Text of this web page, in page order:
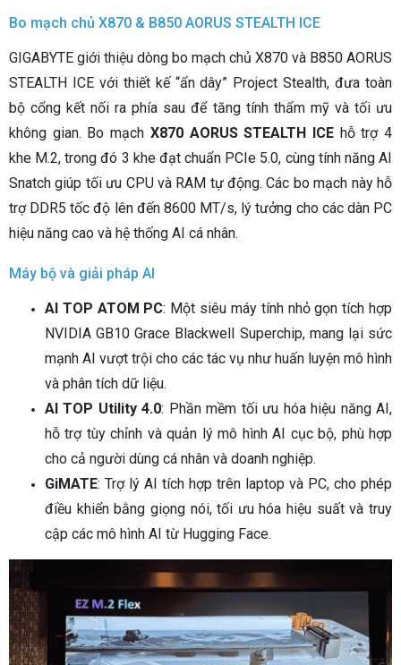
Bo mạch chủ X870 & B850 AORUS STEALTH ICE
GIGABYTE giới thiệu dòng bo mạch chủ X870 và B850 AORUS
STEALTH ICE với thiết kế “ẩn dây” Project Stealth, đưa toàn
bộ cổng kết nối ra phía sau để tăng tính thẩm mỹ và tối ưu
không gian. Bo mạch X870 AORUS STEALTH ICEhỗ trợ 4
khe M.2, trong đó 3 khe đạt chuẩn PCIe 5.0, cùng tính năng AI
Snatch giúp tối ưu CPU và RAM tự động. Các bo mạch này hỗ
trợ DDR5 tốc độ lên đến 8600 MT/s, lý tưởng cho các dàn PC
hiệu năng cao và hệ thống AI cá nhân.
Máy bộ và giải pháp AI
AI TOP ATOM PC: Một siêu máy tính nhỏ gọn tích hợp
NVIDIA GB10 Grace Blackwell Superchip, mang lại sức
mạnh AI vượt trội cho các tác vụ như huấn luyện mô hình
và phân tích dữ liệu.
AI TOP Utility 4.0: Phần mềm tối ưu hóa hiệu năng AI,
hỗ trợ tùy chỉnh và quản lý mô hình AI cục bộ, phù hợp
cho cả người dùng cá nhân và doanh nghiệp.
GiMATE: Trợ lý AI tích hợp trên laptop và PC, cho phép
điều khiển bằng giọng nói, tối ưu hóa hiệu suất và truy
cập các mô hình AI từ Hugging Face.